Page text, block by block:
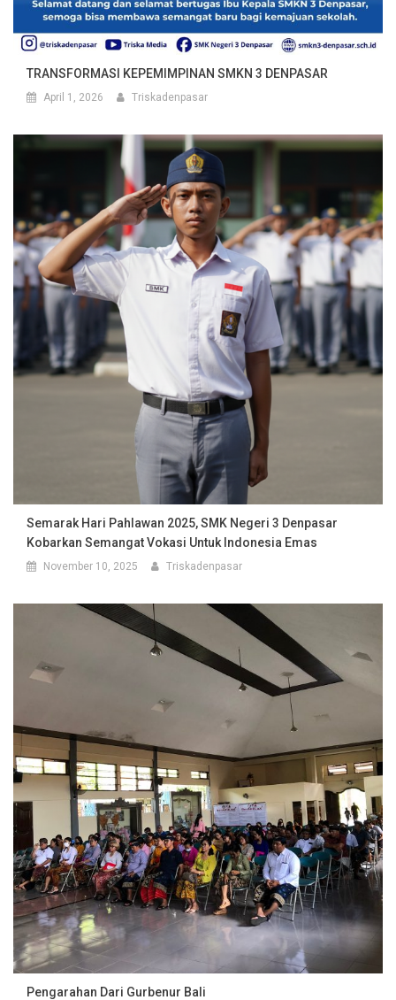
TRANSFORMASI KEPEMIMPINAN SMKN 3 DENPASAR
April 1, 2026 Triskadenpasar
Semarak Hari Pahlawan 2025, SMK Negeri 3 Denpasar
Kobarkan Semangat Vokasi Untuk Indonesia Emas
November 10, 2025 Triskadenpasar
Pengarahan Dari Gurbenur Bali